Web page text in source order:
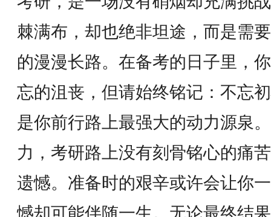
棘满布，却也绝非坦途，而是需
的漫漫长路。在备考的日子里，
忘的沮丧，但请始终铭记：不忘
是你前行路上最强大的动力源泉
力，考研路上没有刻骨铭心的痛
遗憾。准备时的艰辛或许会让你
憾却可能伴随一生。无论最终结